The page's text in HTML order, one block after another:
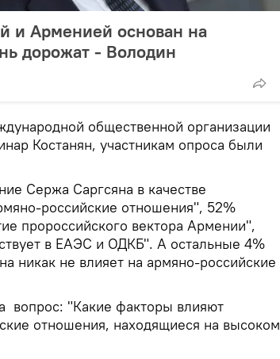
и Арменией основан на
дорожат - Володин
общественной организации
Костанян, участникам опроса были
Сержа Саргсяна в качестве
российские отношения", 52%
пророссийского вектора Армении",
в ЕАЭС и ОДКБ". А остальные 4%
никак не влияет на армяно-российские
вопрос: "Какие факторы влияют
отношения, находящиеся на высоком